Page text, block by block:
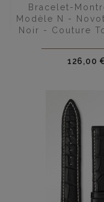
Bracelet-
Modèle N -
Noir - Couture
Prix
126,00